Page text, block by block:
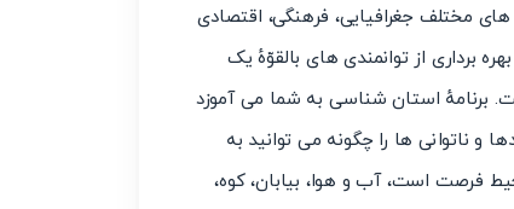
مختلف جغرافیایی، فرهنگی، اقتصادی
برداری از توانمندی های بالقوّهٔ یک
برنامهٔ استان شناسی به شما می آموزد
ناتوانی ها را چگونه می توانید به
فرصت است، آب و هوا، بیابان، کوه،